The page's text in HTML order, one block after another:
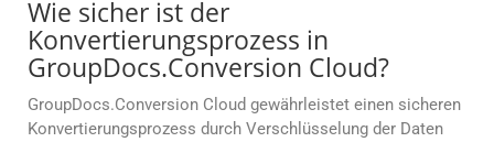
Wie sicher ist der
Konvertierungsprozess in
GroupDocs.Conversion Cloud?
GroupDocs.Conversion Cloud gewährleistet einen sicheren
Konvertierungsprozess durch Verschlüsselung der Daten